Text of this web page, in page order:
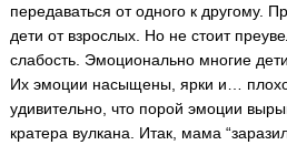
передаваться от одного к другому.
дети от взрослых. Но не стоит
слабость. Эмоционально многие
Их эмоции насыщены, ярки и…
удивительно, что порой эмоции
кратера вулкана. Итак, мама